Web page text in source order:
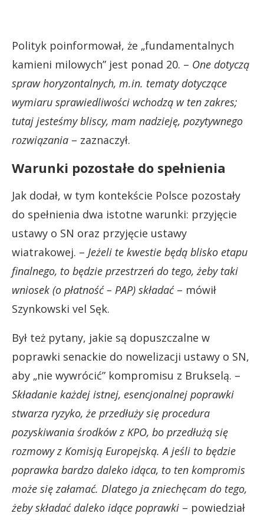
Polityk poinformował, że „fundamentalnych
kamieni milowych” jest ponad 20. – One dotyczą
spraw horyzontalnych, m.in. tematy dotyczące
wymiaru sprawiedliwości wchodzą w ten zakres;
tutaj jesteśmy bliscy, mam nadzieję, pozytywnego
rozwiązania – zaznaczył.
Warunki pozostałe do spełnienia
Jak dodał, w tym kontekście Polsce pozostały
do spełnienia dwa istotne warunki: przyjęcie
ustawy o SN oraz przyjęcie ustawy
wiatrakowej. – Jeżeli te kwestie będą blisko etapu
finalnego, to będzie przestrzeń do tego, żeby taki
wniosek (o płatność – PAP) składać– mówił
Szynkowski vel Sęk.
Był też pytany, jakie są dopuszczalne w
poprawki senackie do nowelizacji ustawy o SN,
aby „nie wywrócić” kompromisu z Brukselą. –
Składanie każdej istnej, esencjonalnej poprawki
stwarza ryzyko, że przedłuży się procedura
pozyskiwania środków z KPO, bo przedłużą się
rozmowy z Komisją Europejską. A jeśli to będzie
poprawka bardzo daleko idąca, to ten kompromis
może się załamać. Dlatego ja zniechęcam do tego,
żeby składać daleko idące poprawki – powiedział